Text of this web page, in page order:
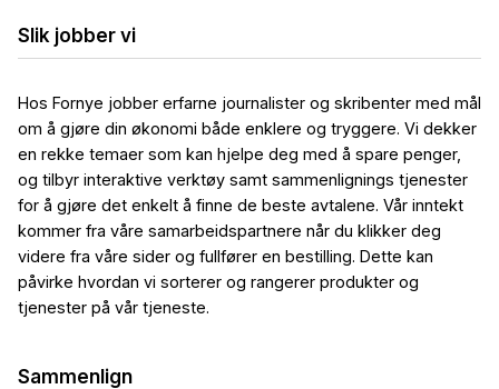
Slik jobber vi
Hos Fornye jobber erfarne journalister og skribenter med mål
om å gjøre din økonomi både enklere og tryggere. Vi dekker
en rekke temaer som kan hjelpe deg med å spare penger,
og tilbyr interaktive verktøy samt sammenlignings tjenester
for å gjøre det enkelt å finne de beste avtalene. Vår inntekt
kommer fra våre samarbeidspartnere når du klikker deg
videre fra våre sider og fullfører en bestilling. Dette kan
påvirke hvordan vi sorterer og rangerer produkter og
tjenester på vår tjeneste.
Sammenlign